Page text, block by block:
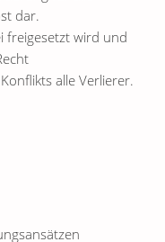
dar.
freigesetzt wird und
alle Verlierer.